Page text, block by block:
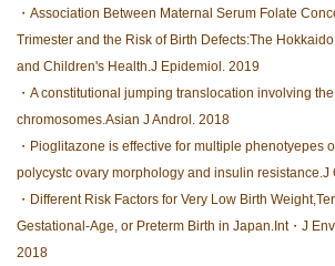
・Association Between Maternal Serum Folate
Trimester and the Risk of Birth Defects:The
and Children's Health.J Epidemiol. 2019
・A constitutional jumping translocation involving
chromosomes.Asian J Androl. 2018
・Pioglitazone is effective for multiple phenotyepes
polycystc ovary morphology and insulin resistance.J
・Different Risk Factors for Very Low Birth
Gestational-Age, or Preterm Birth in Japan.Int・ J
2018